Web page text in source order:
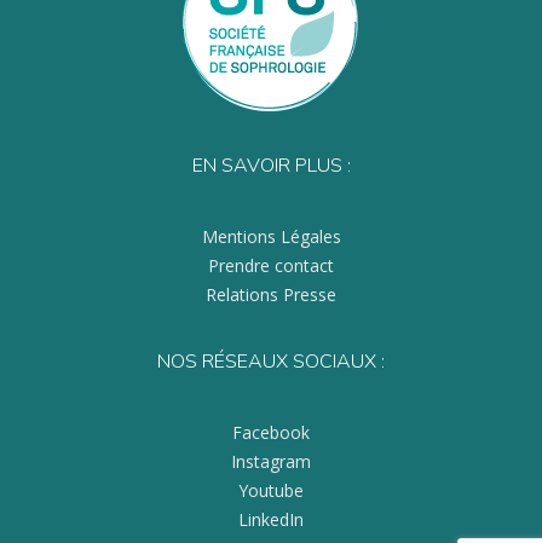
EN SAVOIR PLUS :
Mentions Légales
Prendre contact
Relations Presse
NOS RÉSEAUX SOCIAUX :
Facebook
Instagram
Youtube
LinkedIn